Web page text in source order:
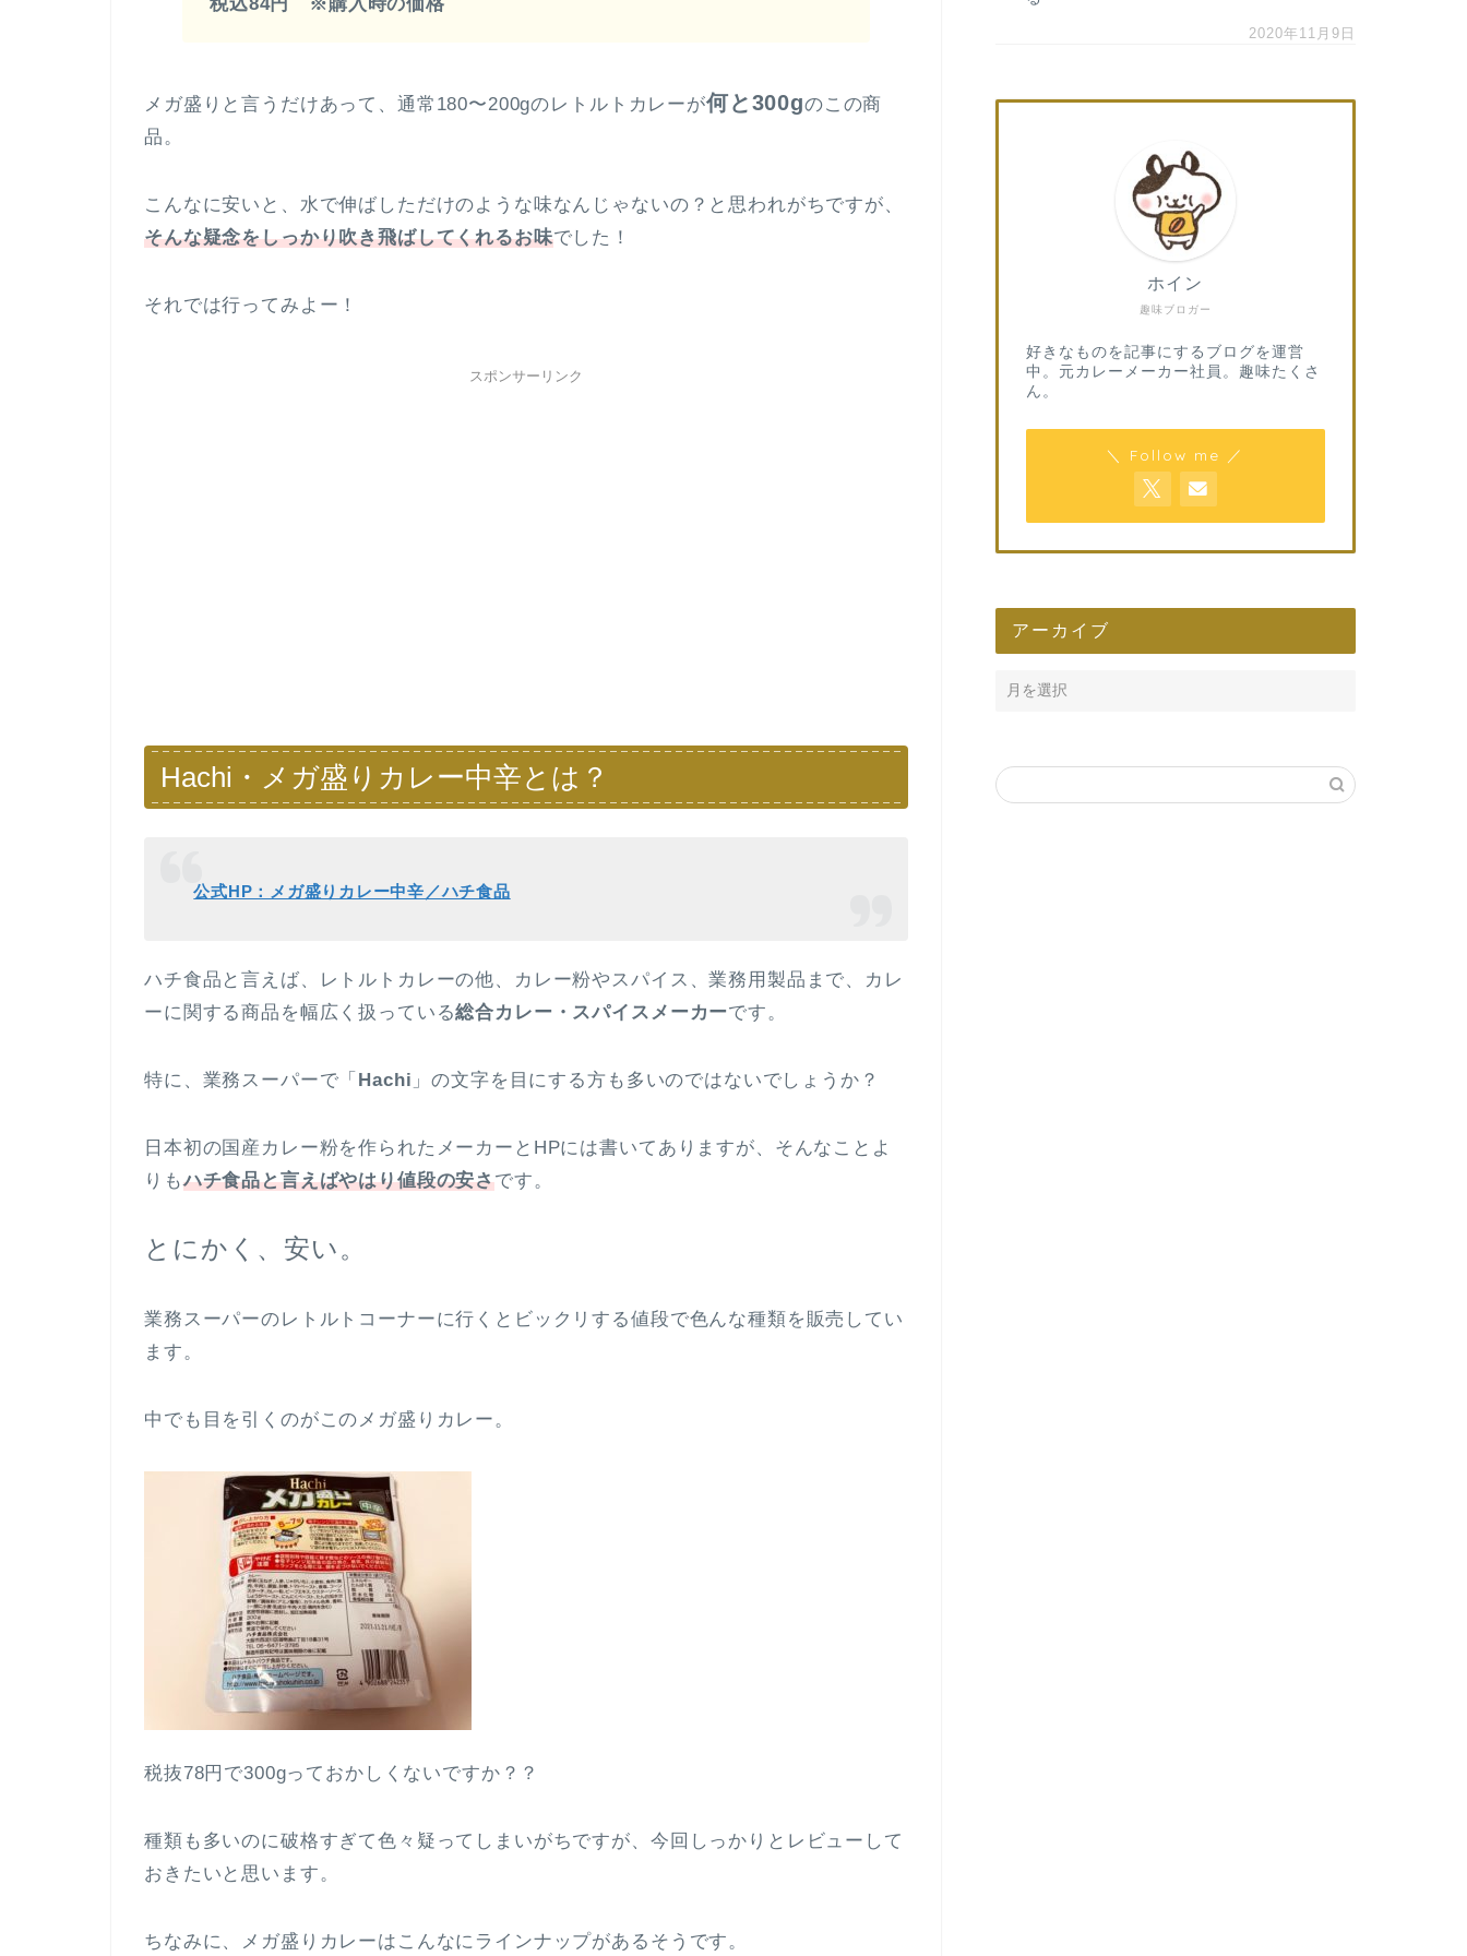
メガ盛りと言うだけあって、通常180〜200gのレトルトカレーが何と300gのこの商
品。
こんなに安いと、水で伸ばしただけのような味なんじゃないの？と思われがちですが、
そんな疑念をしっかり吹き飛ばしてくれるお味でした！
それでは行ってみよー！
スポンサーリンク
Hachi・メガ盛りカレー中辛とは？
公式HP：メガ盛りカレー中辛／ハチ食品
ハチ食品と言えば、レトルトカレーの他、カレー粉やスパイス、業務用製品まで、カレ
ーに関する商品を幅広く扱っている総合カレー・スパイスメーカーです。
特に、業務スーパーで「 Hachi 」の文字を目にする方も多いのではないでしょうか？
日本初の国産カレー粉を作られたメーカーとHPには書いてありますが、そんなことよ
りもハチ食品と言えばやはり値段の安さです。
とにかく、安い。
業務スーパーのレトルトコーナーに行くとビックリする値段で色んな種類を販売してい
ます。
中でも目を引くのがこのメガ盛りカレー。
税抜78円で300gっておかしくないですか？？
種類も多いのに破格すぎて色々疑ってしまいがちですが、今回しっかりとレビューして
おきたいと思います。
ちなみに、メガ盛りカレーはこんなにラインナップがあるそうです。
2020年11月9日
趣味ブロガー
ホイン
好きなものを記事にするブログを運営
中。元カレーメーカー社員。趣味たくさ
ん。
＼ Follow me ／
アーカイブ